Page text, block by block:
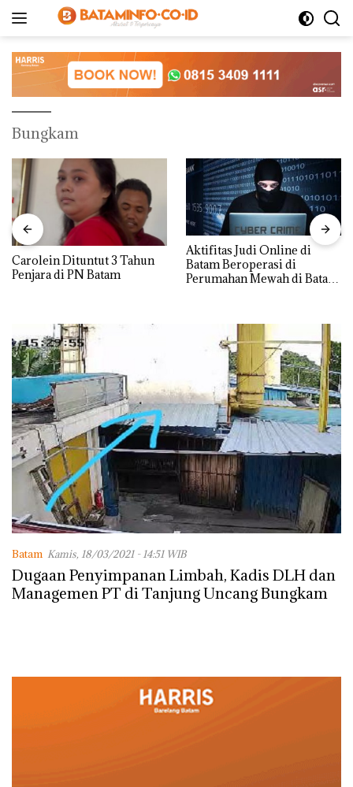
Bungkam
Carolein Dituntut 3 Tahun
Penjara di PN Batam
Aktifitas Judi Online di
Batam Beroperasi di
Perumahan Mewah di Batam
Batam Kamis, 18/03/2021 - 14:51 WIB
Dugaan Penyimpanan Limbah, Kadis DLH dan
Managemen PT di Tanjung Uncang Bungkam